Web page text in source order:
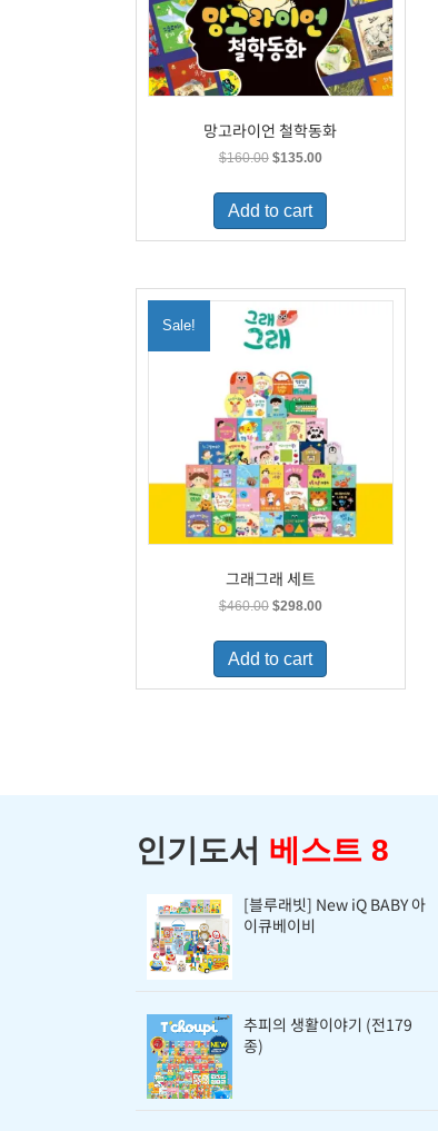
망고라이언 철학동화
$160.00 Original
was:
$160.00.
$135.00Current
is:
Add to cart
Sale!
그래그래 세트
$460.00 Original
was:
$460.00.
$298.00Current
is:
Add to cart
인기도서 베스트 8
[블루래빗] New iQ BABY 아
이큐베이비
추피의 생활이야기 (전179
종)